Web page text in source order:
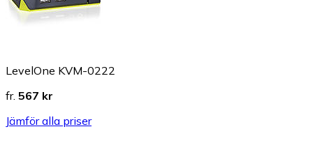
LevelOne KVM-0222
fr. 567 kr
Jämför alla priser